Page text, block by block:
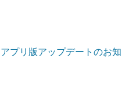
アプリ版アップデートのお知